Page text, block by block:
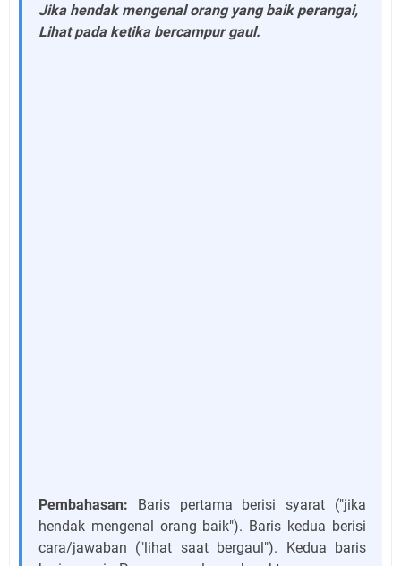
Jika hendak mengenal orang yang baik perangai,
Lihat pada ketika bercampur gaul.
Pembahasan: Baris pertama berisi syarat ("jika
hendak mengenal orang baik"). Baris kedua berisi
cara/jawaban ("lihat saat bergaul"). Kedua baris